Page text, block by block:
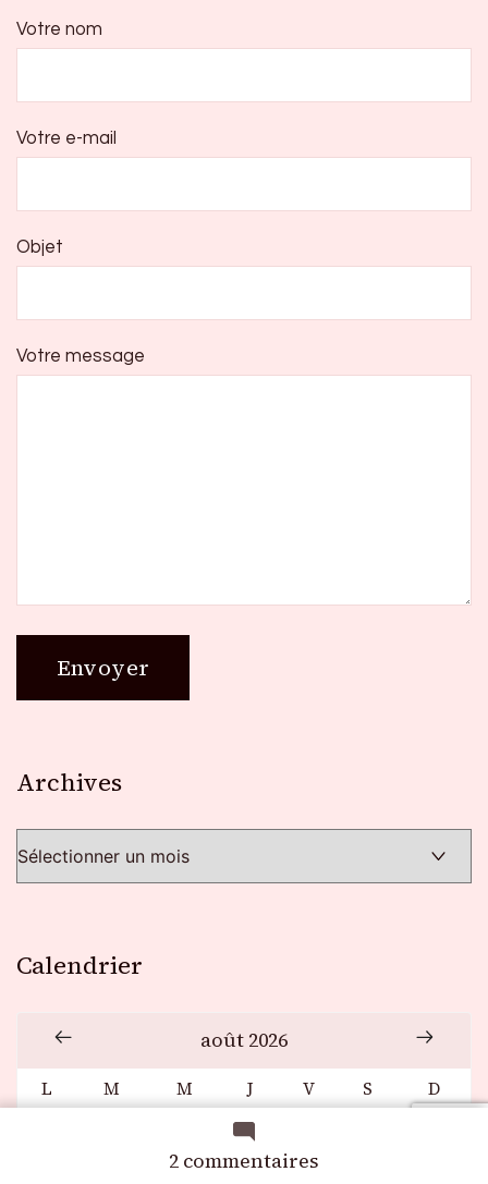
2 commentaires
Votre nom
Votre e-mail
Objet
Votre message
Archives
Calendrier
août 2026
L M M J V S D
5 6 7